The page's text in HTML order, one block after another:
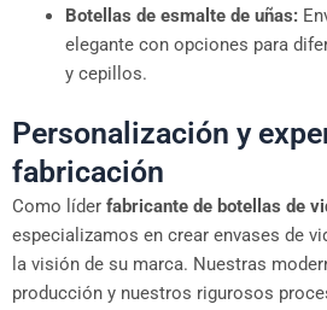
Botellas de esmalte de uñas:
elegante con opciones para
y cepillos.
Personalización y
fabricación
Como líder fabricante de botellas de
especializamos en crear envases de
la visión de su marca. Nuestras
producción y nuestros rigurosos